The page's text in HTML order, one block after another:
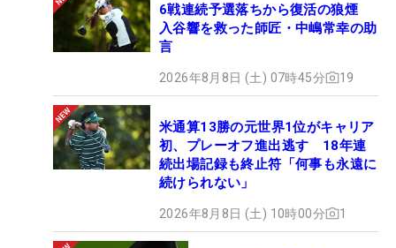
6戦連続予選落ちから復活の狼煙
入谷響を救った師匠・中嶋常幸の助
言
2026年8月8日 (土) 07時45分 19
米通算13勝の元世界1位がキャリア
初、プレーオフ進出逃す 18年連
続出場記録も終止符「何事も永遠に
続けられない」
2026年8月8日 (土) 10時00分 1